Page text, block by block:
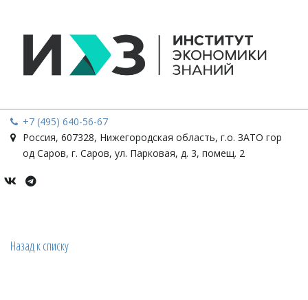
+7 (495) 640-56-67
Россия, 607328, Нижегородская область, г.о. ЗАТО гор
од Саров, г. Саров, ул. Парковая, д. 3, помещ. 2
Назад к списку